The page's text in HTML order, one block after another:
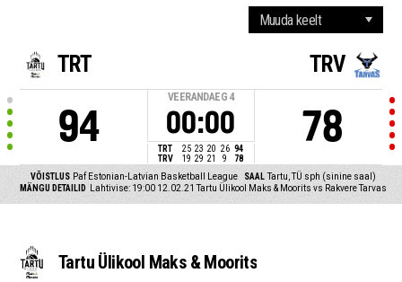
TRT
94
VEERANDAEG 4
00:00
TRT 25 23 20 26 94
TRV
19 29 21 9 78
TRV
78
VÕISTLUS Paf Estonian-Latvian Basketball League SAAL Tartu, TÜ sph (sinine saal)
MÄNGU DETAILID
Lahtivise: 19:00 12.02.21 Tartu Ülikool Maks & Moorits vs Rakvere Tarvas
Tartu Ülikool Maks & Moorits